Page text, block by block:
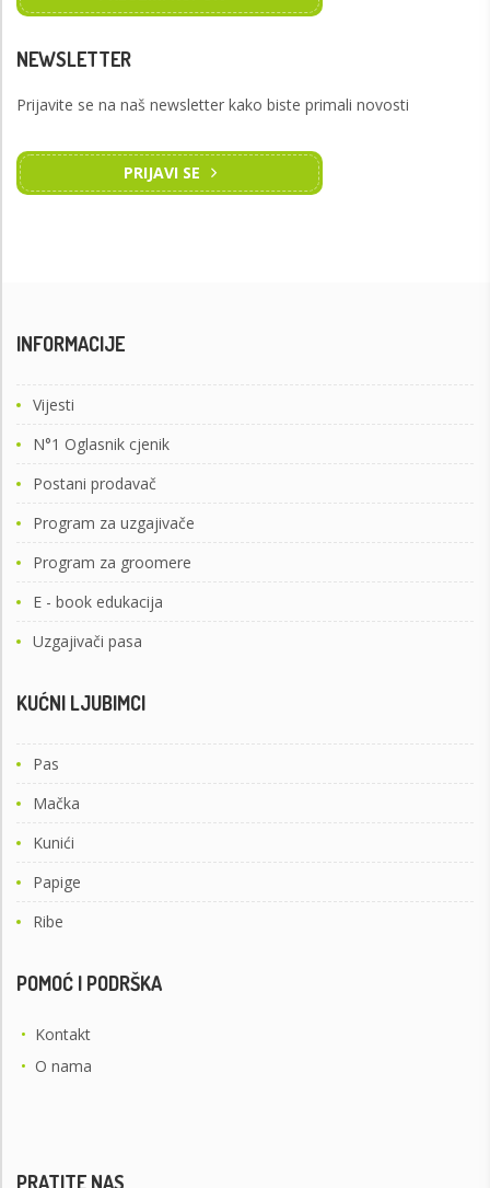
NEWSLETTER
Prijavite se na naš newsletter kako biste primali novosti
PRIJAVI SE
INFORMACIJE
Vijesti
N°1 Oglasnik cjenik
Postani prodavač
Program za uzgajivače
Program za groomere
E - book edukacija
Uzgajivači pasa
KUĆNI LJUBIMCI
Pas
Mačka
Kunići
Papige
Ribe
POMOĆ I PODRŠKA
• Kontakt
• O nama
PRATITE NAS